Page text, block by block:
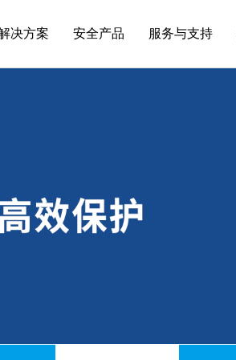
决方案 安全产品 服务与支持